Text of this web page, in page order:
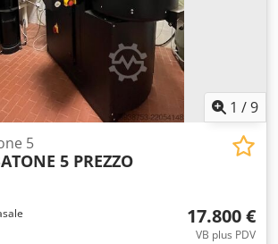
1 /9
5
5 PREZZO
17.800 €
VB plus PDV